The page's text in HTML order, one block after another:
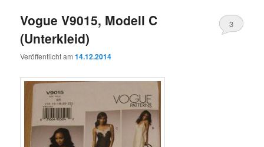
Vogue V9015, Modell C
(Unterkleid)
Veröffentlicht am14.12.2014
3